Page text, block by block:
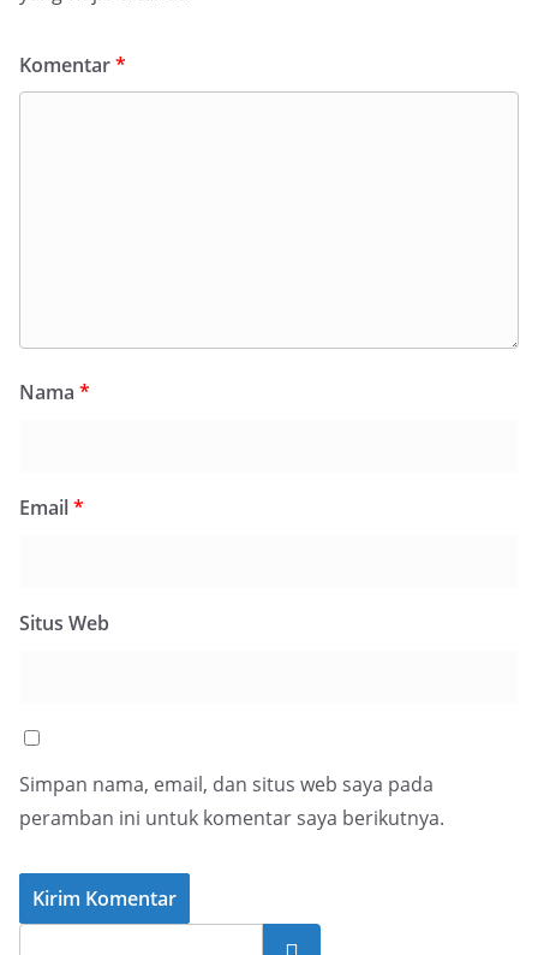
Komentar*
Nama *
Email*
Situs Web
Simpan nama, email, dan situs web saya pada
peramban ini untuk komentar saya berikutnya.